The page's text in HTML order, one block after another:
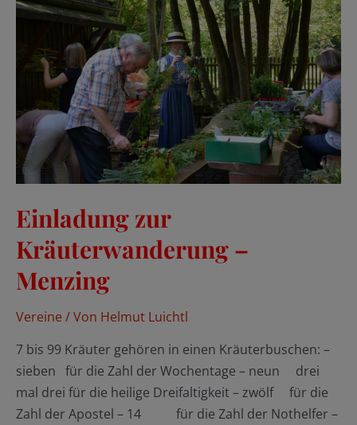
die
Trachtenjugend
Einladung zur
Kräuterwanderung –
Menzing
Vereine / Von Helmut Luichtl
7 bis 99 Kräuter gehören in einen Kräuterbuschen: –
sieben für die Zahl der Wochentage – neun drei
mal drei für die heilige Dreifaltigkeit – zwölf für die
Zahl der Apostel – 14 für die Zahl der Nothelfer –